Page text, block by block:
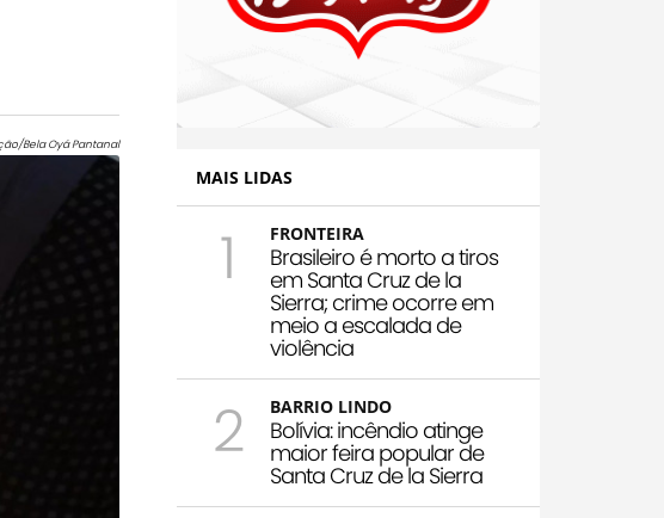
Bela Oyá Pantanal
MAIS LIDAS
1 FRONTEIRA
Brasileiro é morto a tiros
em Santa Cruz de la
Sierra; crime ocorre em
meio a escalada de
violência
2 BARRIO LINDO
Bolívia: incêndio atinge
maior feira popular de
Santa Cruz de la Sierra